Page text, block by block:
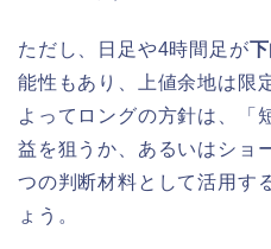
ただし、日足や4時間足が
能性もあり、上値余地は限
よってロングの方針は、「
益を狙うか、あるいはショ
つの判断材料として活用す
ょう。